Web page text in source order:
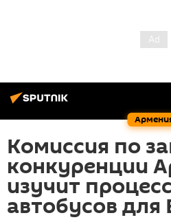
Комиссия по
конкуренции
изучит
автобусов для